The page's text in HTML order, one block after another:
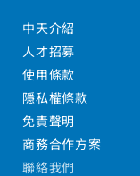
中天介紹
人才招募
使用條款
隱私權條款
免責聲明
商務合作方案
聯絡我們